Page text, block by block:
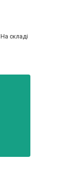
На складі